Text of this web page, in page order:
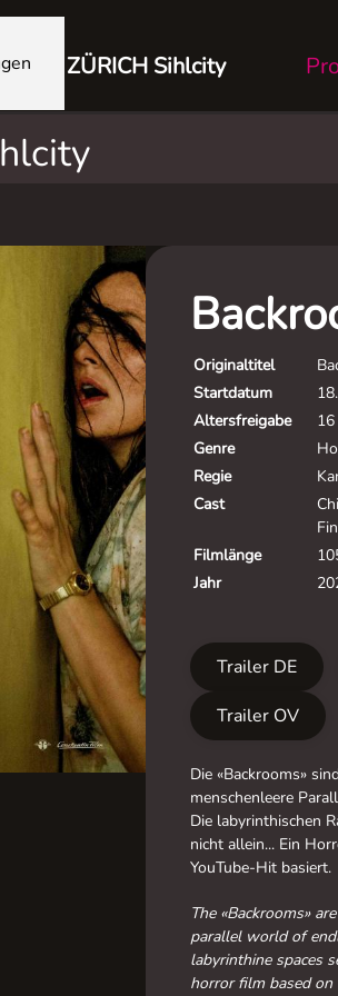
ZÜRICH Sihlcity
Originaltitel
Startdatum
Altersfreigabe
16
Genre
Regie
Cast
Filmlänge
Jahr
Trailer DE
Trailer OV
Die «Backrooms»
menschenleere
Die labyrinthischen
nicht allein... Ein
YouTube-Hit basiert.
The «Backrooms»
parallel world of
labyrinthine spaces
horror film based on